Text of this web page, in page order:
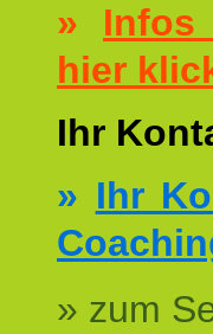
»
hier
Ihr
» Ihr
» zum